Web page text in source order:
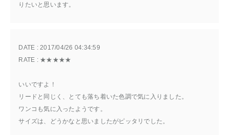
りたいと思います。
いいですよ！
DATE : 2017/04/26 04:34:59
RATE : ★★★★★
リードと同じく、とても落ち着いた色調で気に入りました。
ワンコも気に入ったようです。
サイズは、どうかなと思いましたがピッタリでした。